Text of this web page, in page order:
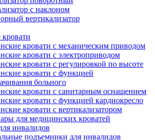
с наклоном
вертикализатор
кровати с механическим приводом
кровати с электроприводом
кровати с регулировкой по высоте
кровати с функцией
больного
кровати с санитарным оснащением
кровати с функцией кардиокресло
кровати с вертикализатором
для медицинских кроватей
инвалидов
подъемники для инвалидов